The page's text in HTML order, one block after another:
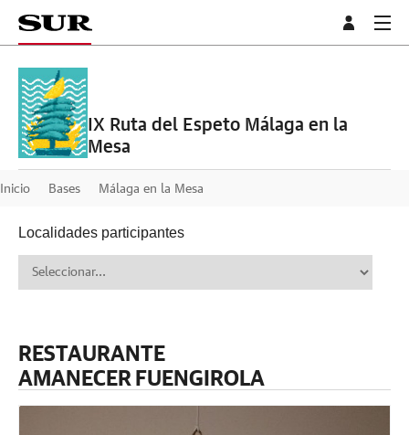
IX Ruta del Espeto Málaga en la
Mesa
Inicio Bases Málaga en la Mesa
Localidades participantes
RESTAURANTE
AMANECER FUENGIROLA